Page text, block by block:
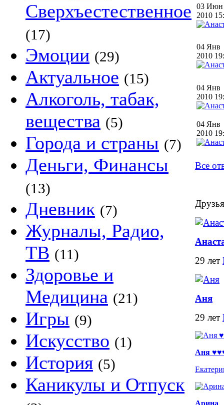
Сверхъестественное
(17)
Эмоции (29)
Актуальное (15)
Алкоголь, табак,
вещества (5)
Города и страны (7)
Деньги, Финансы
(13)
Дневник (7)
Журналы, Радио,
ТВ (11)
Здоровье и
Медицина (21)
Игры (9)
Искусство (1)
История (5)
Каникулы и Отпуск
03 Июн
2010
04 Янв
2010
04 Янв
2010
04 Янв
2010
Все
29 лет
Аня
29 лет
Аня
Арина